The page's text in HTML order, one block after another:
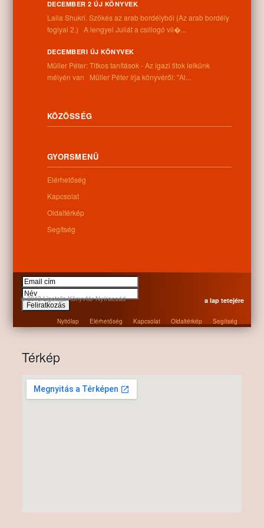
Információk
+36 52 206 031
Nyitva tartás:
Szerda: 9:00-12:00 13:00-16:30
Csütörtök: 9:00-12:00 13:00-16:30
Péntek: 9:00-12:00 13:00-16:30
Szombat: 9:00-12:00
Térkép
DECEMBER 2 ÚJ KÖNYVEK
Laila Shukri. Szökés ​az arab bordélyból (Az arab bordély
foglyai 2.) A lengyel Juliát a csillogó vil�...
DECEMBERI ÚJ KÖNYVEK
Müller Péter: Titkos tanítások - Az igazi titok lelkünk
mélyén van Müller Péter írja könyvéről: "Al...
KÖZÖSSÉG
GYORSMENÜ
Elérhetőség
Kapcsolat
Oldaltérkép
Segítség
© 2013 Ligetalja Könyvtár Nyíracsád a lap tetejére
Nyitólap Elérhetőség Kapcsolat Oldaltérkép Segítség